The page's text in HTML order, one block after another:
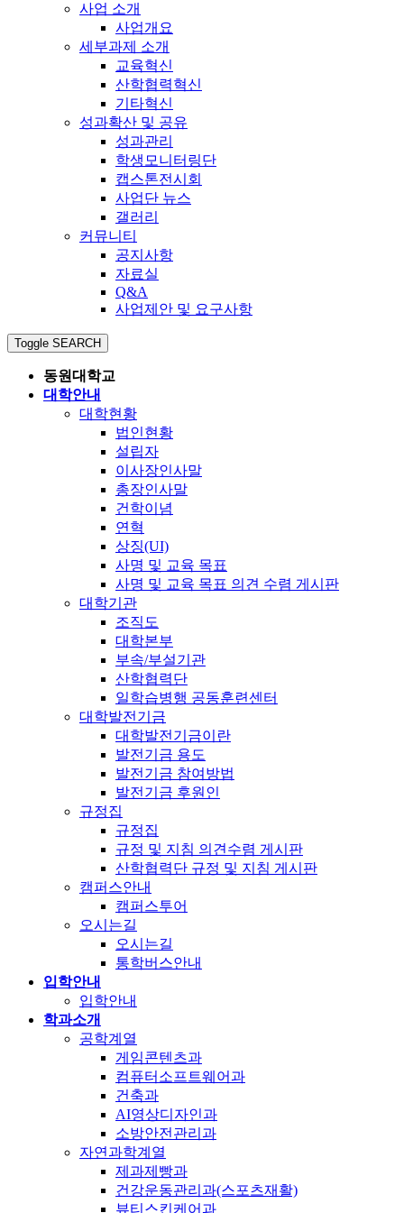
사업 소개
사업개요
세부과제 소개
교육혁신
산학협력혁신
기타혁신
성과확산 및 공유
성과관리
학생모니터링단
캡스톤전시회
사업단 뉴스
갤러리
커뮤니티
공지사항
자료실
Q&A
사업제안 및 요구사항
Toggle SEARCH
동원대학교
대학안내
대학현황
법인현황
설립자
이사장인사말
총장인사말
건학이념
연혁
상징(UI)
사명 및 교육 목표
사명 및 교육 목표 의견 수렴 게시판
대학기관
조직도
대학본부
부속/부설기관
산학협력단
일학습병행 공동훈련센터
대학발전기금
대학발전기금이란
발전기금 용도
발전기금 참여방법
발전기금 후원인
규정집
규정집
규정 및 지침 의견수렴 게시판
산학협력단 규정 및 지침 게시판
캠퍼스안내
캠퍼스투어
오시는길
오시는길
통학버스안내
입학안내
입학안내
학과소개
공학계열
게임콘텐츠과
컴퓨터소프트웨어과
건축과
AI영상디자인과
소방안전관리과
자연과학계열
제과제빵과
건강운동관리과(스포츠재활)
뷰티스킨케어과